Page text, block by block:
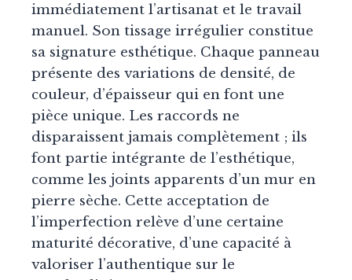
immédiatement l’artisanat et le travail
manuel. Son tissage irrégulier constitue
sa signature esthétique. Chaque panneau
présente des variations de densité, de
couleur, d’épaisseur qui en font une
pièce unique. Les raccords ne
disparaissent jamais complètement ; ils
font partie intégrante de l’esthétique,
comme les joints apparents d’un mur en
pierre sèche. Cette acceptation de
l’imperfection relève d’une certaine
maturité décorative, d’une capacité à
valoriser l’authentique sur le